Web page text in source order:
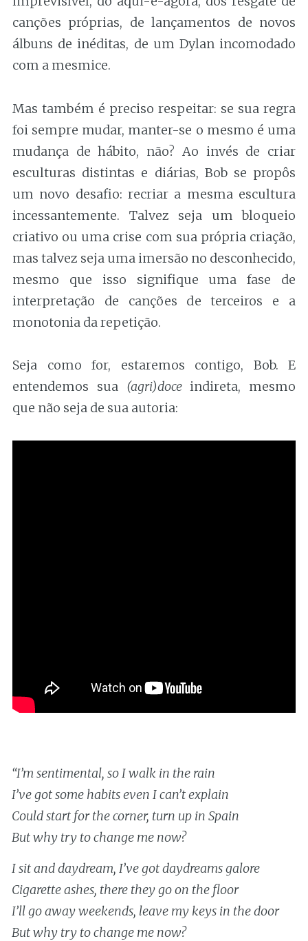
canções próprias, de lançamentos de novos
álbuns de inéditas, de um Dylan incomodado
com a mesmice.
Mas também é preciso respeitar: se sua regra
foi sempre mudar, manter-se o mesmo é uma
mudança de hábito, não? Ao invés de criar
esculturas distintas e diárias, Bob se propôs
um novo desafio: recriar a mesma escultura
incessantemente. Talvez seja um bloqueio
criativo ou uma crise com sua própria criação,
mas talvez seja uma imersão no desconhecido,
mesmo que isso signifique uma fase de
interpretação de canções de terceiros e a
monotonia da repetição.
Seja como for, estaremos contigo, Bob. E
entendemos sua (agri)doceindireta, mesmo
que não seja de sua autoria:
“I’m sentimental, so I walk in the rain
I’ve got some habits even I can’t explain
Could start for the corner, turn up in Spain
But why try to change me now?
I sit and daydream, I’ve got daydreams galore
Cigarette ashes, there they go on the floor
I’ll go away weekends, leave my keys in the door
But why try to change me now?